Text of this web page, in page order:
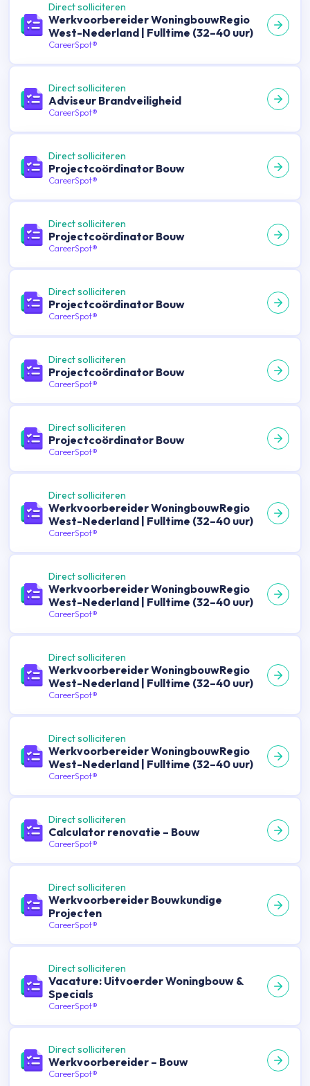
Direct solliciteren
Werkvoorbereider WoningbouwRegio
West-Nederland | Fulltime (32–40 uur)
CareerSpot®
Direct solliciteren
Adviseur Brandveiligheid
CareerSpot®
Direct solliciteren
Projectcoördinator Bouw
CareerSpot®
Direct solliciteren
Projectcoördinator Bouw
CareerSpot®
Direct solliciteren
Projectcoördinator Bouw
CareerSpot®
Direct solliciteren
Projectcoördinator Bouw
CareerSpot®
Direct solliciteren
Projectcoördinator Bouw
CareerSpot®
Direct solliciteren
Werkvoorbereider WoningbouwRegio
West-Nederland | Fulltime (32–40 uur)
CareerSpot®
Direct solliciteren
Werkvoorbereider WoningbouwRegio
West-Nederland | Fulltime (32–40 uur)
CareerSpot®
Direct solliciteren
Werkvoorbereider WoningbouwRegio
West-Nederland | Fulltime (32–40 uur)
CareerSpot®
Direct solliciteren
Werkvoorbereider WoningbouwRegio
West-Nederland | Fulltime (32–40 uur)
CareerSpot®
Direct solliciteren
Calculator renovatie – Bouw
CareerSpot®
Direct solliciteren
Werkvoorbereider Bouwkundige
Projecten
CareerSpot®
Direct solliciteren
Vacature: Uitvoerder Woningbouw &
Specials
CareerSpot®
Direct solliciteren
Werkvoorbereider – Bouw
CareerSpot®